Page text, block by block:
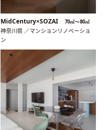
MidCentury×SOZAI 70㎡〜80㎡
神奈川県 ／マンションリノベーショ
ン